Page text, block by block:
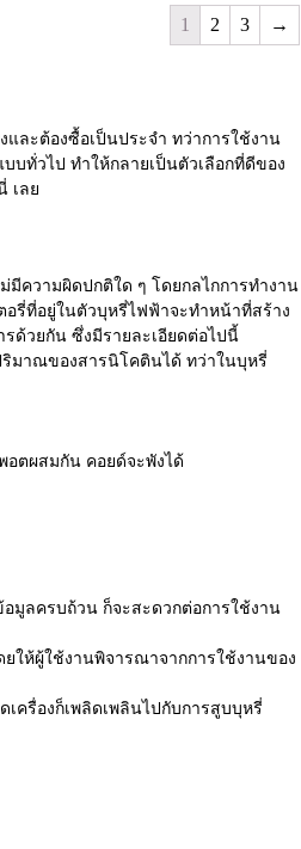
1 2 3 →
ละต้องซื้อเป็นประจำ ทว่าการใช้งาน
ทั่วไป ทำให้กลายเป็นตัวเลือกที่ดีของ
เลย
มีความผิดปกติใด ๆ โดยกลไกการทำงาน
อรี่ที่อยู่ในตัวบุหรี่ไฟฟ้าจะทำหน้าที่สร้าง
ด้วยกัน ซึ่งมีรายละเอียดต่อไปนี้
มาณของสารนิโคตินได้ ทว่าในบุหรี่
อตผสมกัน คอยด์จะพังได้
อมูลครบถ้วน ก็จะสะดวกต่อการใช้งาน
ให้ผู้ใช้งานพิจารณาจากการใช้งานของ
ครื่องก็เพลิดเพลินไปกับการสูบบุหรี่